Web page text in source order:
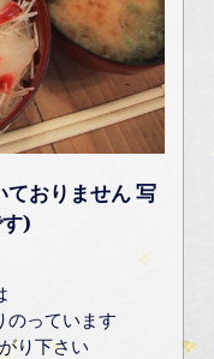
おりません 写
)
のっています
り下さい